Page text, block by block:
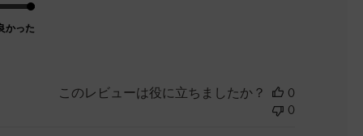
かった
このレビューは役に立ちましたか？
0
0